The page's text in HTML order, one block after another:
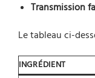
Transmission
Le tableau ci-
INGRÉDIENT